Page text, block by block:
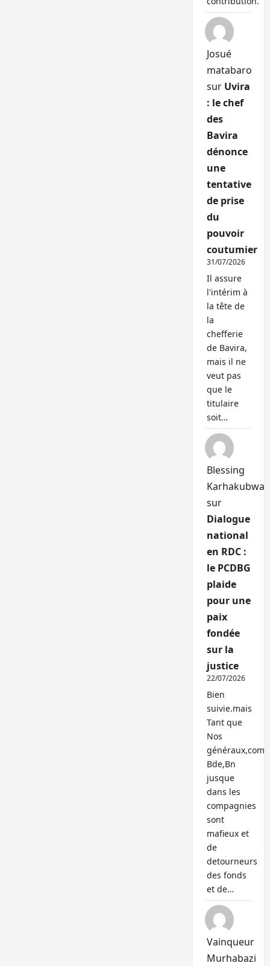
Josué
matabaro
sur Uvira
: le chef
des
Bavira
dénonce
une
tentative
de prise
du
pouvoir
coutumier
31/07/2026
Il assure
l'intérim à
la tête de
la
chefferie
de Bavira,
mais il ne
veut pas
que le
titulaire
soit…
Blessing
Karhakubwa
sur
Dialogue
national
en RDC :
le PCDBG
plaide
pour une
paix
fondée
sur la
justice
22/07/2026
Bien
suivie.mais
Tant que
Nos
généraux,com
Bde,Bn
jusque
dans les
compagnies
sont
mafieux et
de
detourneurs
des fonds
et de…
Vainqueur
Murhabazi